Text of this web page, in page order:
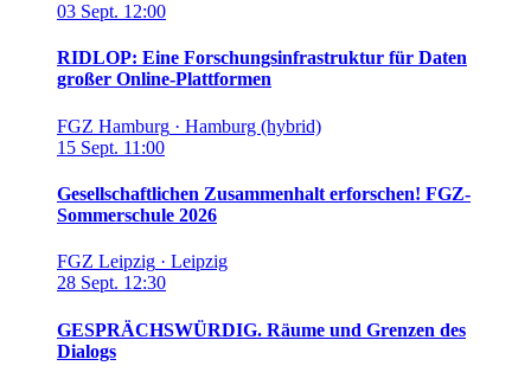
03 Sept. 12:00
RIDLOP: Eine Forschungsinfrastruktur für Daten
großer Online-Plattformen
FGZ Hamburg · Hamburg (hybrid)
15 Sept. 11:00
Gesellschaftlichen Zusammenhalt erforschen! FGZ-
Sommerschule 2026
FGZ Leipzig · Leipzig
28 Sept. 12:30
GESPRÄCHSWÜRDIG. Räume und Grenzen des
Dialogs